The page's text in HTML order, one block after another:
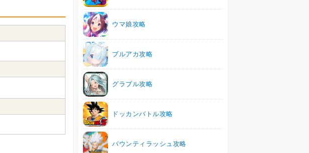
ウマ娘攻略
ブルアカ攻略
グラブル攻略
ドッカンバトル攻略
バウンティラッシュ攻略